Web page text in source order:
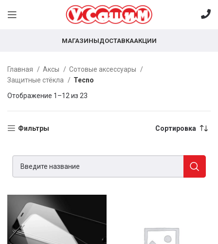
МАГАЗИНЫДОСТАВКААКЦИИ
Главная Аксы
Сотовые аксессуары
Защитные стёкла
Tecno
Отображение 1–12 из 23
Фильтры Сортировка